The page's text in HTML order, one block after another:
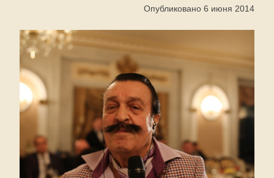
Опубликовано 6 июня 2014